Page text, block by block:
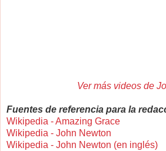
Ver más videos de
Fuentes de referencia para la
Wikipedia - Amazing Grace
Wikipedia - John Newton
Wikipedia - John Newton (en inglés)